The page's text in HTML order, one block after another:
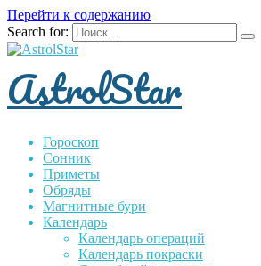
Перейти к содержанию
Search for:
AstrolStar
Гороскоп
Сонник
Приметы
Обряды
Магнитные бури
Календарь
Календарь операций
Календарь покраски